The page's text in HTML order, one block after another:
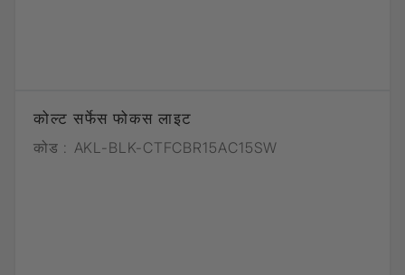
कोल्ट सर्फेस फोकस लाइट
कोड : AKL-BLK-CTFCBR15AC15SW